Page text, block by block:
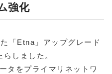
強化
「Etna」アップグレード
しました。
タをプライマリネットワ